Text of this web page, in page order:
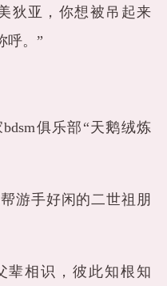
狄亚，你想被吊起来
呼。”
俱乐部“天鹅绒炼
游手好闲的二世祖朋
辈相识，彼此知根知